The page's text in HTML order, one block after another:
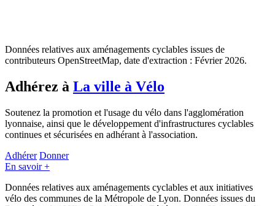
Données relatives aux aménagements cyclables issues de
contributeurs OpenStreetMap, date d'extraction : Février 2026.
Adhérez à La ville à Vélo
Soutenez la promotion et l'usage du vélo dans l'agglomération
lyonnaise, ainsi que le développement d'infrastructures cyclables
continues et sécurisées en adhérant à l'association.
Adhérer Donner
En savoir +
Données relatives aux aménagements cyclables et aux initiatives
vélo des communes de la Métropole de Lyon. Données issues du